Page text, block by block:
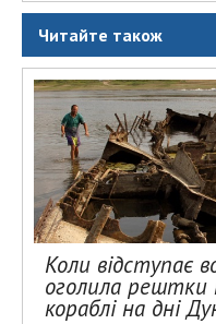
Читайте також
Коли відступає
оголила рештки
кораблі на дні